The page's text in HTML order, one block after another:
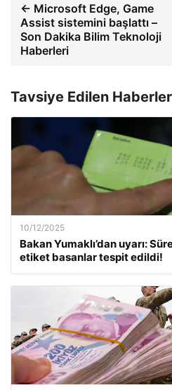
← Microsoft Edge, Game
Assist sistemini başlattı –
Son Dakika Bilim Teknoloji
Haberleri
Tavsiye Edilen Haberler
10/12/2025
Bakan Yumaklı’dan uyarı:
etiket basanlar tespit edildi!